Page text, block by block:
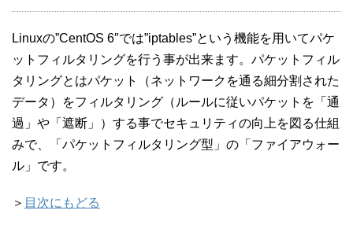
Linuxの”CentOS 6″では”iptables”という機能を用いてパケ
ットフィルタリングを行う事が出来ます。パケットフィル
タリングとはパケット（ネットワークを通る細分割された
データ）をフィルタリング（ルールに従いパケットを「通
過」や「遮断」）する事でセキュリティの向上を図る仕組
みで、「パケットフィルタリング型」の「ファイアウォー
ル」です。
＞ 目次にもどる